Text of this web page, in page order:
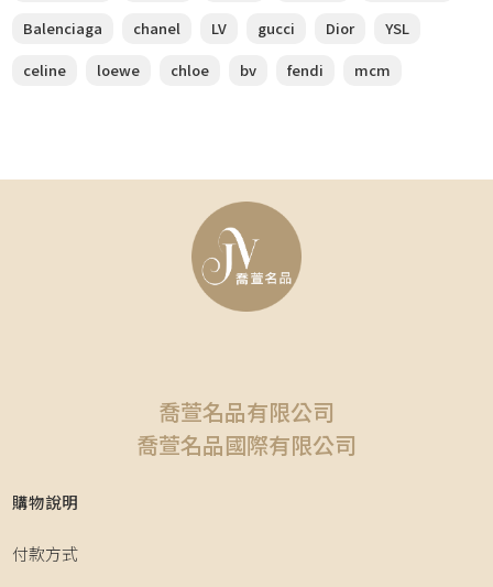
Balenciaga
chanel LV gucci Dior
YSL
celine
loewe chloe bv fendi mcm
喬萱名品有限公司
喬萱名品國際有限公司
購物說明
付款方式